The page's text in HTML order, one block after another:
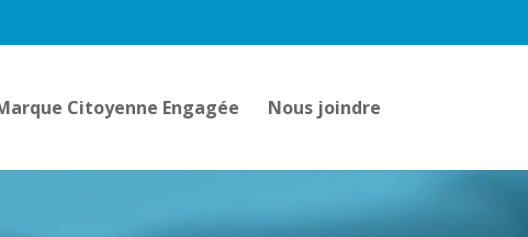
Citoyenne Engagée Nous joindre